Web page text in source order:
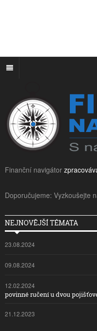
Finanční navigátor
Doporučujeme: Vyzkoušejte
NEJNOVĚJŠÍ TÉMATA
23.08.2024
09.08.2024
12.02.2024
povinné ručení u dvou
21.12.2023